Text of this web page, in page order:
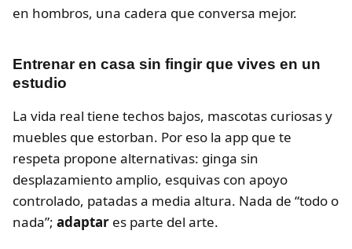
en hombros, una cadera que conversa mejor.
Entrenar en casa sin fingir que vives en un
estudio
La vida real tiene techos bajos, mascotas curiosas y
muebles que estorban. Por eso la app que te
respeta propone alternativas: ginga sin
desplazamiento amplio, esquivas con apoyo
controlado, patadas a media altura. Nada de “todo o
nada”; adaptar es parte del arte.